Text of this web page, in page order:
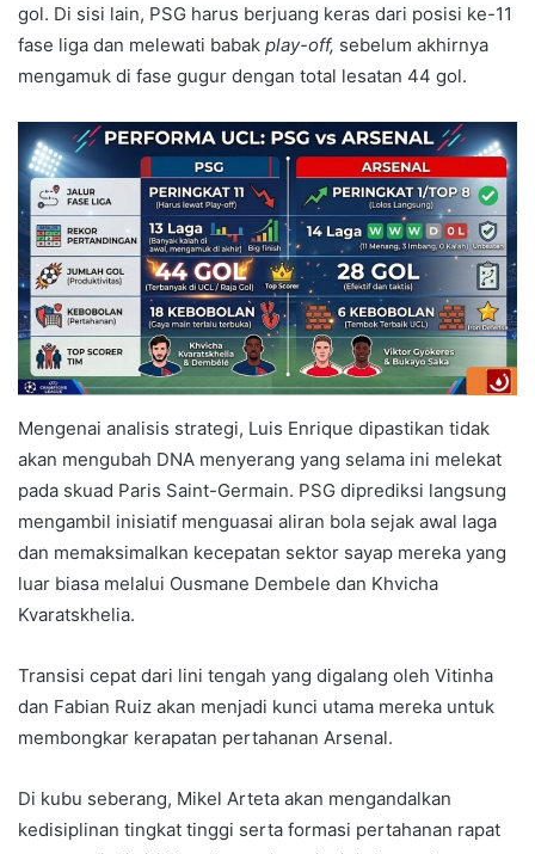
gol. Di sisi lain, PSG harus berjuang keras dari posisi ke-11
fase liga dan melewati babak play-off, sebelum akhirnya
mengamuk di fase gugur dengan total lesatan 44 gol.
Mengenai analisis strategi, Luis Enrique dipastikan tidak
akan mengubah DNA menyerang yang selama ini melekat
pada skuad Paris Saint-Germain. PSG diprediksi langsung
mengambil inisiatif menguasai aliran bola sejak awal laga
dan memaksimalkan kecepatan sektor sayap mereka yang
luar biasa melalui Ousmane Dembele dan Khvicha
Kvaratskhelia.
Transisi cepat dari lini tengah yang digalang oleh Vitinha
dan Fabian Ruiz akan menjadi kunci utama mereka untuk
membongkar kerapatan pertahanan Arsenal.
Di kubu seberang, Mikel Arteta akan mengandalkan
kedisiplinan tingkat tinggi serta formasi pertahanan rapat